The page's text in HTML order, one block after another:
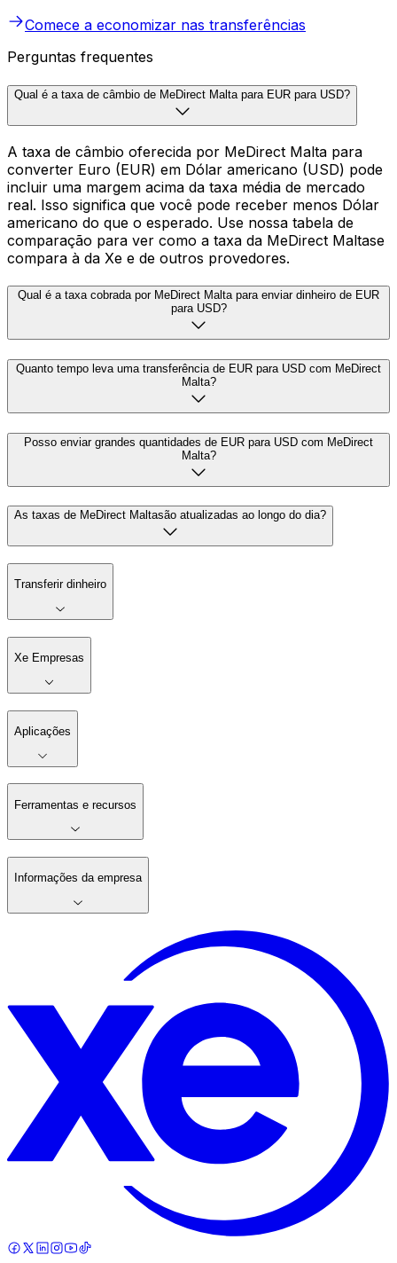
Comece a economizar nas transferências
Perguntas frequentes
Qual é a taxa de câmbio de MeDirect Malta para EUR para USD?
A taxa de câmbio oferecida por MeDirect Malta para
converter Euro (EUR) em Dólar americano (USD) pode
incluir uma margem acima da taxa média de mercado
real. Isso significa que você pode receber menos Dólar
americano do que o esperado. Use nossa tabela de
comparação para ver como a taxa da MeDirect Maltase
compara à da Xe e de outros provedores.
Qual é a taxa cobrada por MeDirect Malta para enviar dinheiro de EUR
para USD?
Quanto tempo leva uma transferência de EUR para USD com MeDirect
Malta?
Posso enviar grandes quantidades de EUR para USD com MeDirect
Malta?
As taxas de MeDirect Maltasão atualizadas ao longo do dia?
Transferir dinheiro
Xe Empresas
Aplicações
Ferramentas e recursos
Informações da empresa